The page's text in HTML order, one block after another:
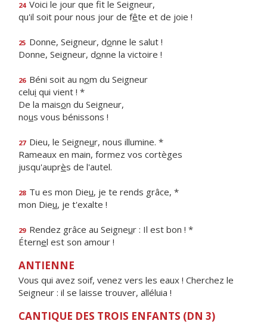
24 Voici le jour que ft le Seigneur,
qu'il soit pour nous jour de fête et de joie !
25 Donne, Seigneur, donne le salut !
Donne, Seigneur, donne la victoire !
26 Béni soit au nom du Seigneur
celui qui vient ! *
De la maison du Seigneur,
nous vous bénissons !
27 Dieu, le Seigneur, nous illumine. *
Rameaux en main, formez vos cortèges
jusqu'auprès de l'autel.
28 Tu es mon Dieu, je te rends grâce, *
mon Dieu, je t'exalte !
29 Rendez grâce au Seigneur : Il est bon ! *
Éternel est son amour !
ANTIENNE
Vous qui avez soif, venez vers les eaux ! Cherchez le
Seigneur : il se laisse trouver, alléluia !
CANTIQUE DES TROIS ENFANTS (DN 3)